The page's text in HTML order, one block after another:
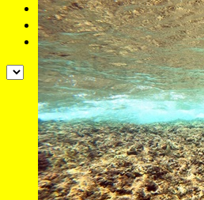
予約
ブログ
よくある質問